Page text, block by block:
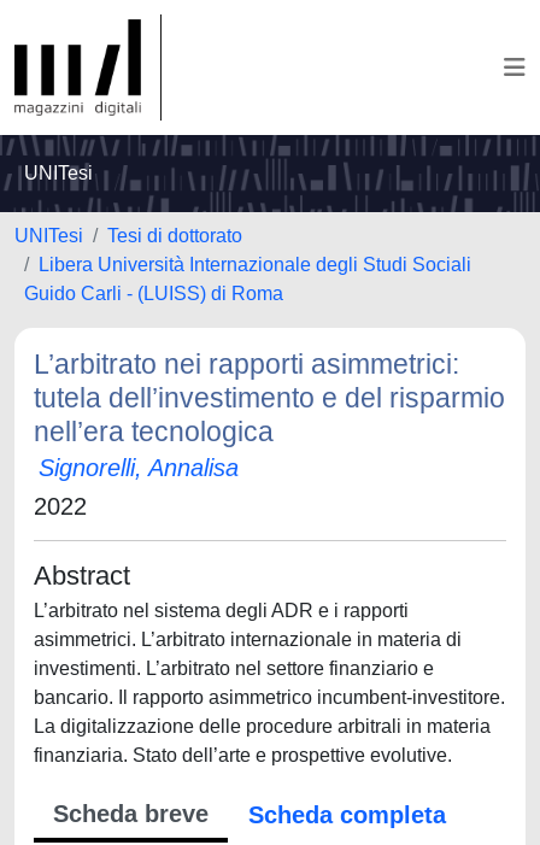
UNITesi
UNITesi
Tesi di dottorato
Libera Università Internazionale degli Studi Sociali
Guido Carli - (LUISS) di Roma
L’arbitrato nei rapporti asimmetrici:
tutela dell’investimento e del risparmio
nell’era tecnologica
Signorelli, Annalisa
2022
Abstract
L’arbitrato nel sistema degli ADR e i rapporti
asimmetrici. L’arbitrato internazionale in materia di
investimenti. L’arbitrato nel settore finanziario e
bancario. Il rapporto asimmetrico incumbent-investitore.
La digitalizzazione delle procedure arbitrali in materia
finanziaria. Stato dell’arte e prospettive evolutive.
Scheda breve
Scheda completa